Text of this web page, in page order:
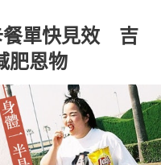
餐單快見效 吉
肥恩物